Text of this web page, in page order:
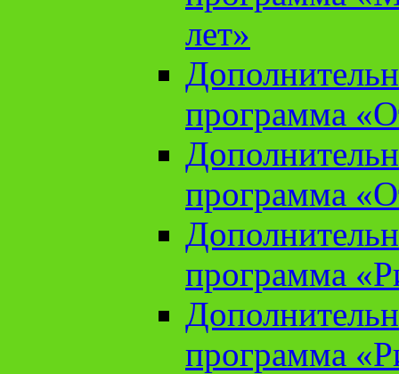
лет»
программа
программа
программа
программа